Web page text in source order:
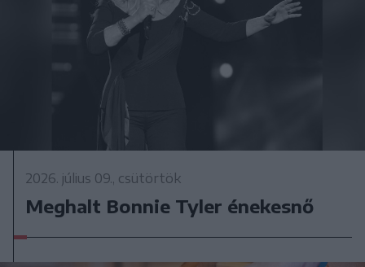
2026. július 09., csütörtök
Meghalt Bonnie Tyler énekesnő